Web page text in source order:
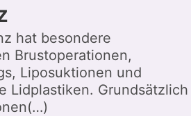
hat besondere
Brustoperationen,
Liposuktionen und
Lidplastiken. Grundsätzlich